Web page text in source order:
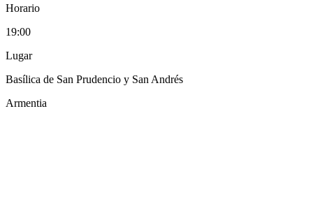
Horario
19:00
Lugar
Basílica de San Prudencio y San Andrés
Armentia